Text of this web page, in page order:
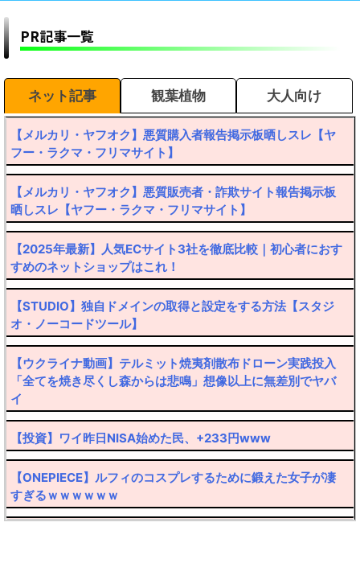
PR記事一覧
ネット記事 観葉植物 大人向け
【メルカリ・ヤフオク】悪質購入者報告掲示板晒しスレ【ヤ
フー・ラクマ・フリマサイト】
【メルカリ・ヤフオク】悪質販売者・詐欺サイト報告掲示板
晒しスレ【ヤフー・ラクマ・フリマサイト】
【2025年最新】人気ECサイト3社を徹底比較｜初心者におす
すめのネットショップはこれ！
【STUDIO】独自ドメインの取得と設定をする方法【スタジ
オ・ノーコードツール】
【ウクライナ動画】テルミット焼夷剤散布ドローン実践投入
「全てを焼き尽くし森からは悲鳴」想像以上に無差別でヤバ
イ
【投資】ワイ昨日NISA始めた民、+233円www
【ONEPIECE】ルフィのコスプレするために鍛えた女子が凄
すぎるｗｗｗｗｗｗ